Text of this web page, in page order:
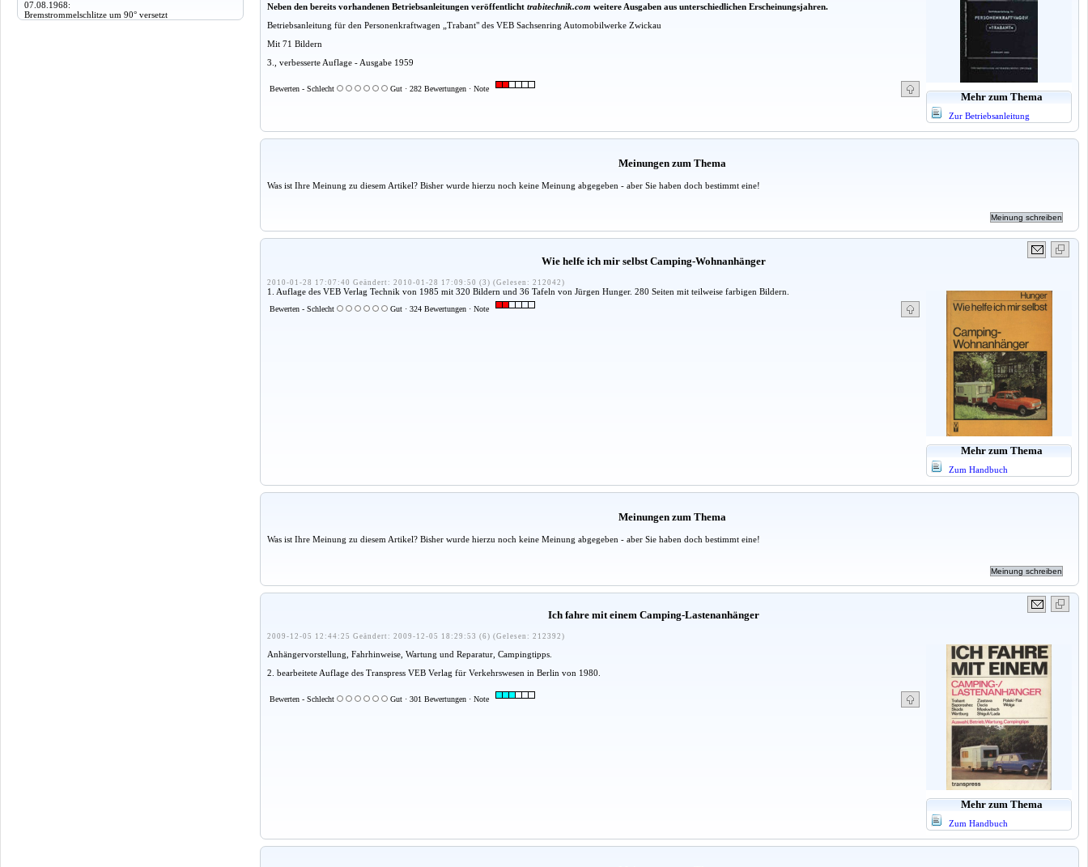
07.08.1968:
Bremstrommelschlitze um 90° versetzt
Mehr zum Thema
Zur Betriebsanleitung
Neben den bereits vorhandenen Betriebsanleitungen veröffentlicht trabitechnik.com weitere Ausgaben aus unterschiedlichen Erscheinungsjahren.
Betriebsanleitung für den Personenkraftwagen „Trabant" des VEB Sachsenring Automobilwerke Zwickau
Mit 71 Bildern
3., verbesserte Auflage - Ausgabe 1959
Bewerten - Schlecht Gut · 282 Bewertungen · Note
Meinungen zum Thema
Was ist Ihre Meinung zu diesem Artikel? Bisher wurde hierzu noch keine Meinung abgegeben - aber Sie haben doch bestimmt eine!
Wie helfe ich mir selbst Camping-Wohnanhänger
2010-01-28 17:07:40 Geändert: 2010-01-28 17:09:50 (3) (Gelesen: 212042)
Mehr zum Thema
Zum Handbuch
1. Auflage des VEB Verlag Technik von 1985 mit 320 Bildern und 36 Tafeln von Jürgen Hunger. 280 Seiten mit teilweise farbigen Bildern.
Bewerten - Schlecht Gut · 324 Bewertungen · Note
Meinungen zum Thema
Was ist Ihre Meinung zu diesem Artikel? Bisher wurde hierzu noch keine Meinung abgegeben - aber Sie haben doch bestimmt eine!
Ich fahre mit einem Camping-Lastenanhänger
2009-12-05 12:44:25 Geändert: 2009-12-05 18:29:53 (6) (Gelesen: 212392)
Mehr zum Thema
Zum Handbuch
Anhängervorstellung, Fahrhinweise, Wartung und Reparatur, Campingtipps.
2. bearbeitete Auflage des Transpress VEB Verlag für Verkehrswesen in Berlin von 1980.
Bewerten - Schlecht Gut · 301 Bewertungen · Note